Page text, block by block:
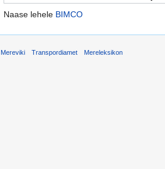
Naase lehele BIMCO
Mereviki Transpordiamet Mereleksikon